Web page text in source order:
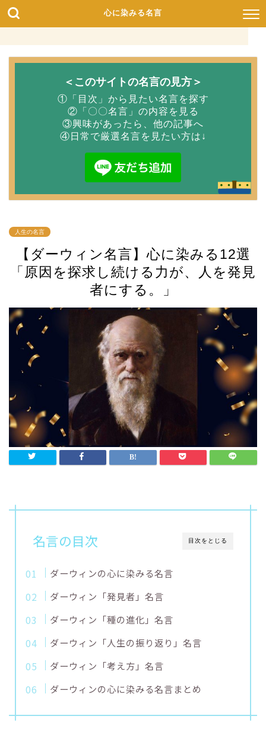
心に染みる名言
＜このサイトの名言の見方＞
①「目次」から見たい名言を探す
②「〇〇名言」の内容を見る
③興味があったら、他の記事へ
④日常で厳選名言を見たい方は↓
人生の名言
【ダーウィン名言】心に染みる12選
「原因を探求し続ける力が、人を発見
者にする。」
目次をとじる
名言の目次
ダーウィンの心に染みる名言
ダーウィン「発見者」名言
ダーウィン「種の進化」名言
ダーウィン「人生の振り返り」名言
ダーウィン「考え方」名言
ダーウィンの心に染みる名言まとめ